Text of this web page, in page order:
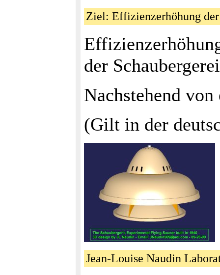
Ziel: Effizienzerhöhung
der
Nachstehend
(Gilt in der
Jean-Louise Naudin